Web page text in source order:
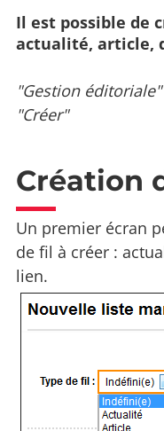
Il est possible de
actualité, article,
"Gestion
"Créer"
Création
Un premier écran
de fil à créer :
lien.